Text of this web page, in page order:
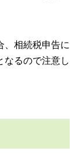
、相続税申告に
なるので注意し